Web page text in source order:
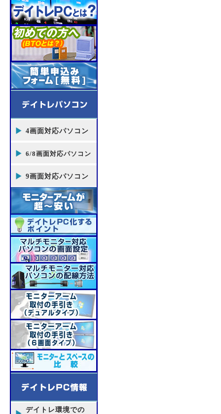
4画面対応パソコン
6/8画面対応パソコン
9画面対応パソコン
デイトレ環境での